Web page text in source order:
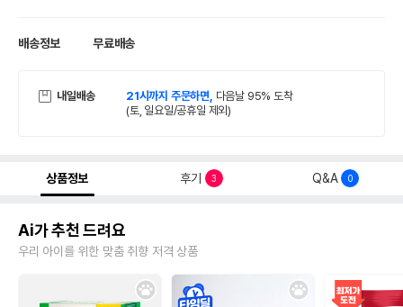
배송정보 무료배송
내일배송 21시까지 주문하면, 다음날 95% 도착
(토, 일요일/공휴일 제외)
상품정보 후기 3 Q&A 0
Ai가 추천 드려요
우리 아이를 위한 맞춤 취향 저격 상품